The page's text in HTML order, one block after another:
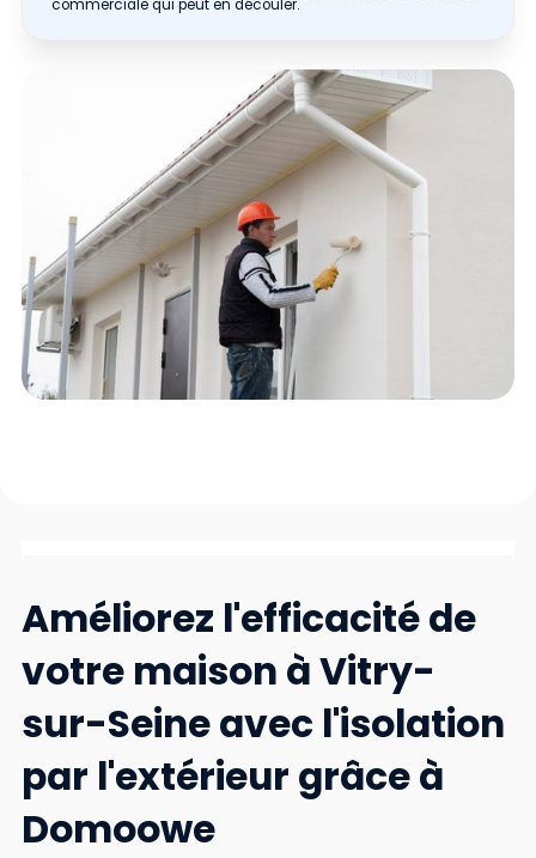
commerciale qui peut en découler.
Améliorez l'efficacité de
votre maison à Vitry-
sur-Seine avec l'isolation
par l'extérieur grâce à
Domoowe